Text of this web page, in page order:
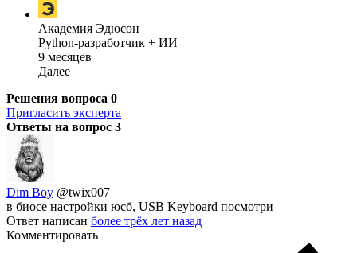
Академия Эдюсон
Python-разработчик + ИИ
9 месяцев
Далее
Решения вопроса 0
Пригласить эксперта
Ответы на вопрос 3
Dim Boy @twix007
в биосe настройки юсб, USB Keyboard посмотри
Ответ написан более трёх лет назад
Комментировать